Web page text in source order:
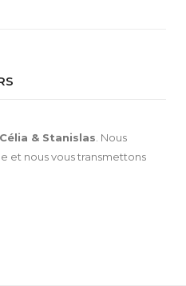
Célia & Stanislas . Nous
et nous vous transmettons